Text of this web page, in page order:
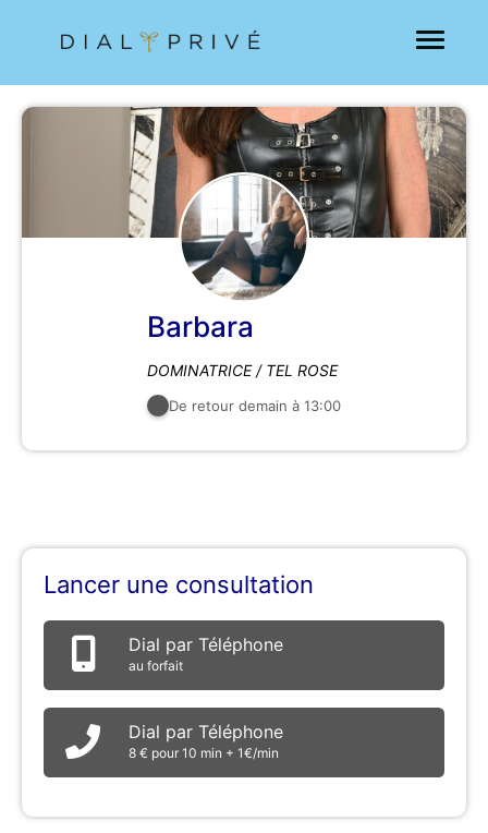
Barbara
DOMINATRICE / TEL ROSE
De retour demain à 13:00
Lancer une consultation
Dial par Téléphone
au forfait
Dial par Téléphone
8 € pour 10 min + 1€/min